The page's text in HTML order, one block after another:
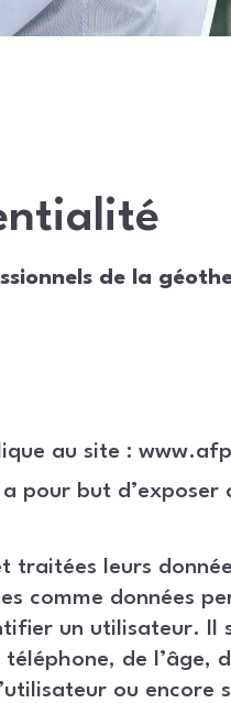
de la
au site :
pour but d’exposer
traitées leurs
comme données
un utilisateur. Il
de l’âge,
ou encore